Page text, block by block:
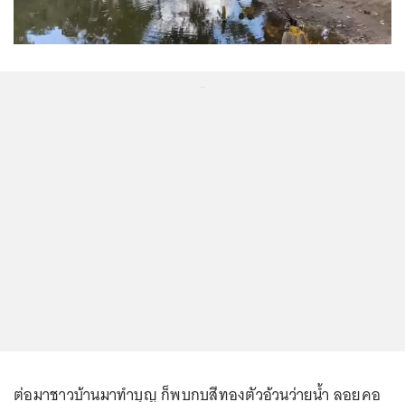
ต่อมาชาวบ้านมาทำบุญ ก็พบกบสีทองตัวอ้วนว่ายน้ำ ลอยคอ